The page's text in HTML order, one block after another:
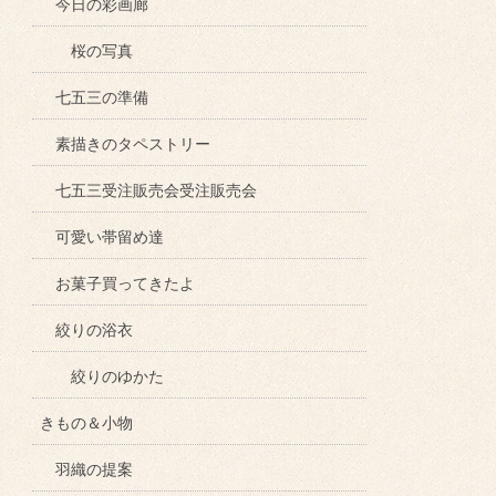
桜の写真
七五三の準備
素描きのタペストリー
七五三受注販売会受注販売会
可愛い帯留め達
お菓子買ってきたよ
絞りの浴衣
絞りのゆかた
きもの＆小物
羽織の提案